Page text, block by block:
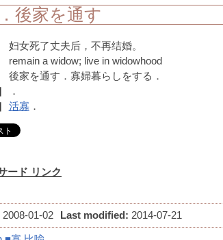
後家を通す
妇女死了丈夫后，不再结婚。
remain a widow; live in widowhood
後家を通す．寡婦暮らしをする．
．
活寡．
ード リンク
2008-01-02 Last modified: 2014-07-21